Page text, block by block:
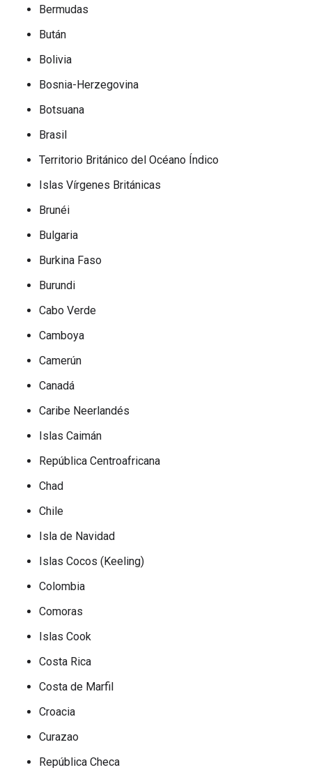
Bermudas
Bután
Bolivia
Bosnia-Herzegovina
Botsuana
Brasil
Territorio Británico del Océano Índico
Islas Vírgenes Británicas
Brunéi
Bulgaria
Burkina Faso
Burundi
Cabo Verde
Camboya
Camerún
Canadá
Caribe Neerlandés
Islas Caimán
República Centroafricana
Chad
Chile
Isla de Navidad
Islas Cocos (Keeling)
Colombia
Comoras
Islas Cook
Costa Rica
Costa de Marfil
Croacia
Curazao
República Checa